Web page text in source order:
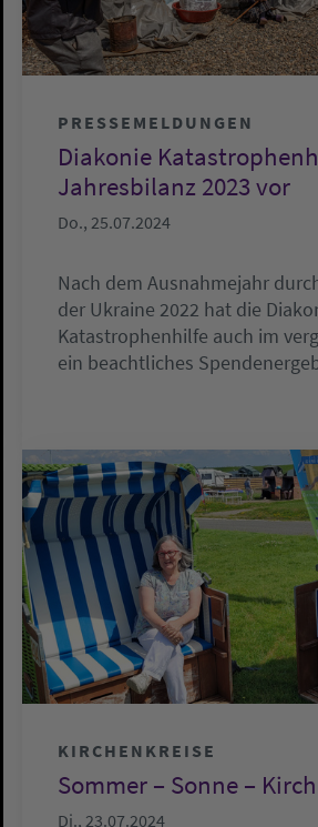
PRESSEMELDUNGEN
Diakonie
Jahresbilanz 2023 vor
Do., 25.07.2024
Nach dem Ausnahmejahr
der Ukraine 2022 hat die
Katastrophenhilfe auch im
ein beachtliches
KIRCHENKREISE
Sommer – Sonne –
Di., 23.07.2024